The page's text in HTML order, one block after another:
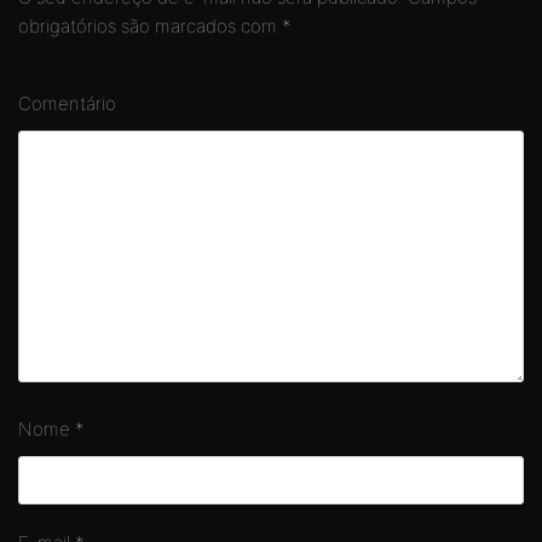
obrigatórios são marcados com *
Comentário
Nome *